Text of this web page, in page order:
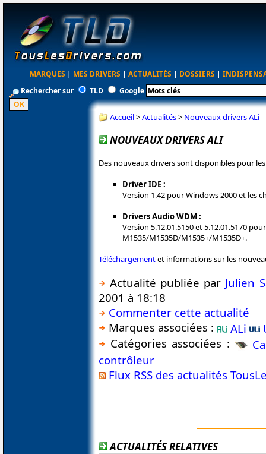
MARQUES | MES DRIVERS | ACTUALITÉS | DOSSIERS |
Rechercher sur
TLD Google
Accueil>Actualités> Nouveaux drivers ALi
NOUVEAUX DRIVERS ALI
Des nouveaux drivers sont disponibles pour
Driver IDE :
Version 1.42 pour Windows 2000 et les
Drivers Audio WDM :
Version 5.12.01.5150 et 5.12.01.5170
M1535/M1535D/M1535+/M1535D+.
Téléchargementet informations sur les
Actualité publiée par Julien
2001 à 18:18
Commenter cette actualité
Marques associées :
ALi
Catégories associées :
contrôleur
Flux RSS des actualités
ACTUALITÉS RELATIVES